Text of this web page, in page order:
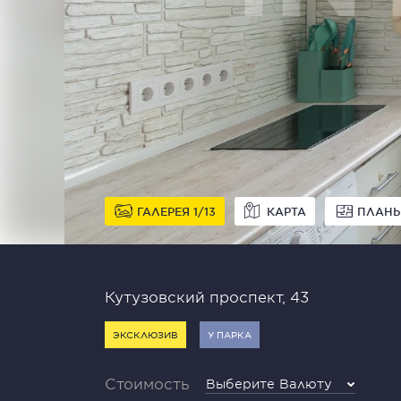
ГАЛЕРЕЯ 1 13 КАРТА
Кутузовский проспект, 43
ЭКСКЛЮЗИВ У ПАРКА
Стоимость Выберите Валюту